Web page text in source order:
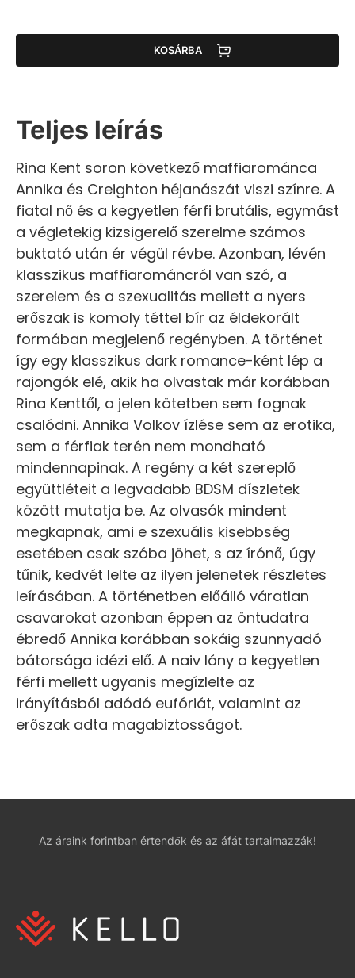
KOSÁRBA
Teljes leírás
Rina Kent soron következő maffiarománca
Annika és Creighton héjanászát viszi színre. A
fiatal nő és a kegyetlen férfi brutális, egymást
a végletekig kizsigerelő szerelme számos
buktató után ér végül révbe. Azonban, lévén
klasszikus maffiarománcról van szó, a
szerelem és a szexualitás mellett a nyers
erőszak is komoly téttel bír az éldekorált
formában megjelenő regényben. A történet
így egy klasszikus dark romance-ként lép a
rajongók elé, akik ha olvastak már korábban
Rina Kenttől, a jelen kötetben sem fognak
csalódni. Annika Volkov ízlése sem az erotika,
sem a férfiak terén nem mondható
mindennapinak. A regény a két szereplő
együttléteit a legvadabb BDSM díszletek
között mutatja be. Az olvasók mindent
megkapnak, ami e szexuális kisebbség
esetében csak szóba jöhet, s az írónő, úgy
tűnik, kedvét lelte az ilyen jelenetek részletes
leírásában. A történetben előálló váratlan
csavarokat azonban éppen az öntudatra
ébredő Annika korábban sokáig szunnyadó
bátorsága idézi elő. A naiv lány a kegyetlen
férfi mellett ugyanis megízlelte az
irányításból adódó eufóriát, valamint az
erőszak adta magabiztosságot.
Az áraink forintban értendők és az áfát tartalmazzák!